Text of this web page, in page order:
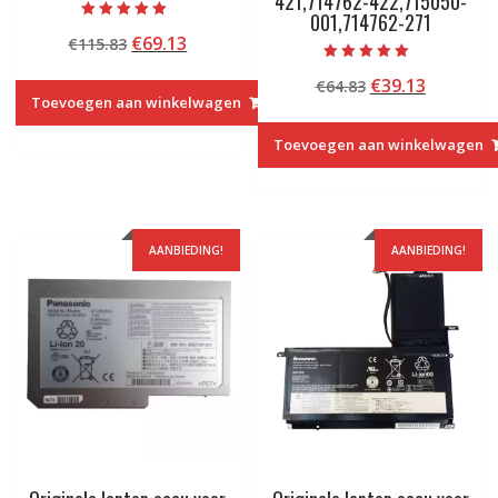
5.00
van 5
€115.83 Oorspronkelijke
was:
€115.83.
€69.13
is:
€69.13.
Toevoegen aan winkelwagen
001,714762-271
5.00
van 5
€64.83
was:
€64.83.
€39.13Huidige
is:
€39.13.
Toevoegen aan winkelwagen
AANBIEDING! AANBIEDING!